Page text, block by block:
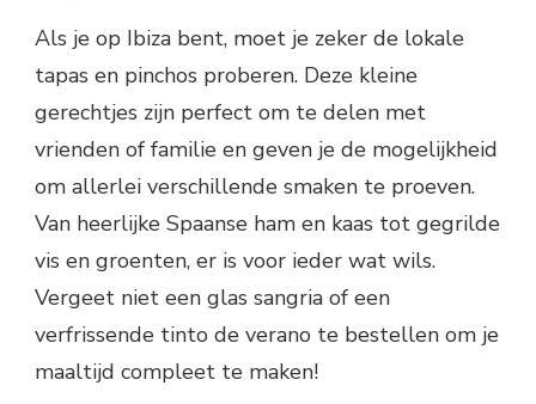
Als je op Ibiza bent, moet je zeker de lokale
tapas en pinchos proberen. Deze kleine
gerechtjes zijn perfect om te delen met
vrienden of familie en geven je de mogelijkheid
om allerlei verschillende smaken te proeven.
Van heerlijke Spaanse ham en kaas tot gegrilde
vis en groenten, er is voor ieder wat wils.
Vergeet niet een glas sangria of een
verfrissende tinto de verano te bestellen om je
maaltijd compleet te maken!